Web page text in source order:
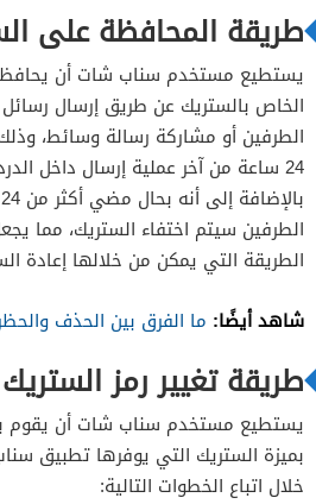
طريقة المحافظة على
يستطيع مستخدم سناب شات أن يحافظ
الخاص بالستريك عن طريق إرسال
الطرفين أو مشاركة رسالة وسائط،
24 ساعة من آخر عملية إرسال داخل
الطرفين سيتم اختفاء الستريك، مما
الطريقة التي يمكن من خلالها إعادة
شاهد أيضًا: ما الفرق بين الحذف
طريقة تغيير رمز الستريك
يستطيع مستخدم سناب شات أن يقوم
بميزة الستريك التي يوفرها تطبيق
خلال اتباع الخطوات التالية: